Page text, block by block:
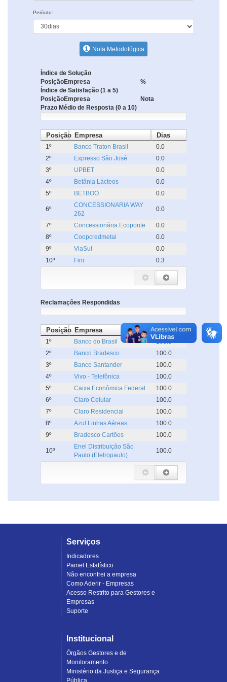
Período:
Nota Metodológica
Índice de Solução
PosiçãoEmpresa
%
Índice de Satisfação (1 a 5)
PosiçãoEmpresa
Nota
Prazo Médio de Resposta (0 a 10)
Posição Empresa Dias
1º Banco Traton Brasil
0.0
2º
Expresso São José
0.0
3º
UPBET
0.0
4º
Betânia Lácteos
0.0
5º
BETBOO 0.0
6º
CONCESSIONARIA WAY
262
0.0
7º Concessionária Ecoponte
0.0
8º
Coopcredmetal
0.0
9º
ViaSul
0.0
10º
Fini 0.3
Reclamações Respondidas
Posição Empresa %
1º Banco do Brasil
100.0
2º
Banco Bradesco
100.0
3º
Banco Santander
100.0
4º
Vivo - Telefônica
100.0
5º
Caixa Econômica Federal
100.0
6º
Claro Celular
100.0
7º
Claro Residencial
100.0
8º
Azul Linhas Aéreas
100.0
9º
Bradesco Cartões 100.0
10º
Enel Distribuição São
Paulo (Eletropaulo)
100.0
Serviços
Indicadores
Painel Estatístico
Não encontrei a empresa
Como Aderir - Empresas
Acesso Restrito para Gestores e
Empresas
Suporte
Institucional
Órgãos Gestores e de
Monitoramento
Ministério da Justiça e Segurança